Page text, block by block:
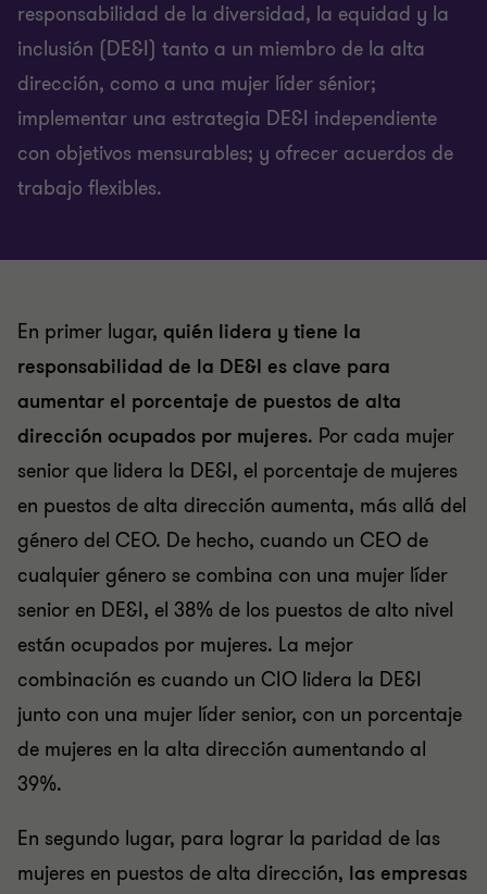
responsabilidad de la diversidad, la equidad y la
inclusión (DE&I) tanto a un miembro de la alta
dirección, como a una mujer líder sénior;
implementar una estrategia DE&I independiente
con objetivos mensurables; y ofrecer acuerdos de
trabajo flexibles.
En primer lugar, quién lidera y tiene la
responsabilidad de la DE&I es clave para
aumentar el porcentaje de puestos de alta
dirección ocupados por mujeres. Por cada mujer
senior que lidera la DE&I, el porcentaje de mujeres
en puestos de alta dirección aumenta, más allá del
género del CEO. De hecho, cuando un CEO de
cualquier género se combina con una mujer líder
senior en DE&I, el 38% de los puestos de alto nivel
están ocupados por mujeres. La mejor
combinación es cuando un CIO lidera la DE&I
junto con una mujer líder senior, con un porcentaje
de mujeres en la alta dirección aumentando al
39%.
En segundo lugar, para lograr la paridad de las
mujeres en puestos de alta dirección, las empresas